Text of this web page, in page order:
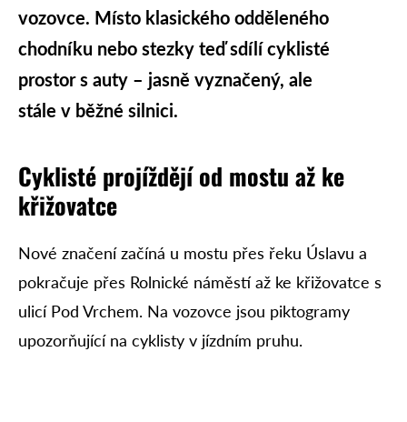
vozovce. Místo klasického odděleného
chodníku nebo stezky teď sdílí cyklisté
prostor s auty – jasně vyznačený, ale
stále v běžné silnici.
Cyklisté projíždějí od mostu až ke
křižovatce
Nové značení začíná u mostu přes řeku Úslavu a
pokračuje přes Rolnické náměstí až ke křižovatce s
ulicí Pod Vrchem. Na vozovce jsou piktogramy
upozorňující na cyklisty v jízdním pruhu.